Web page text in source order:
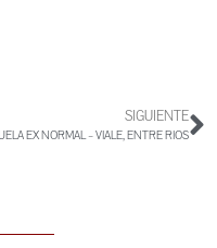
SIGUIENTE
EX NORMAL – VIALE, ENTRE RIOS